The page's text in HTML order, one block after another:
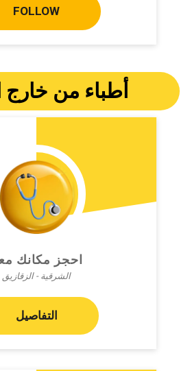
FOLLOW
أطباء من خارج
احجز مكانك
الشرقية - الزقازيق
التفاصيل